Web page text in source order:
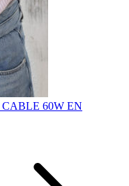
60W EN